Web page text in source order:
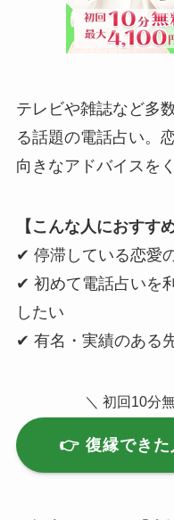
テレビや雑誌など多
る話題の電話占い。
向きなアドバイスを
【こんな人におすすめ
✔ 停滞している恋愛
✔ 初めて電話占いを
したい
✔ 有名・実績のある
＼ 初回10分
👉 復縁できた